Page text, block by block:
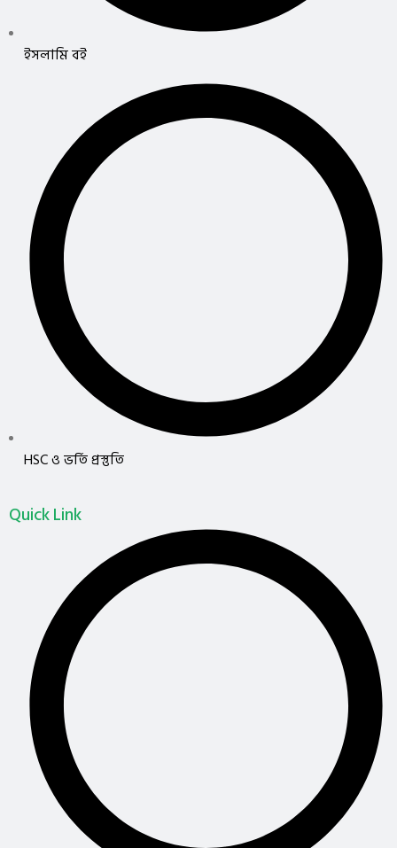
ইসলামি বই
HSC ও ভর্তি প্রস্তুতি
Quick Link